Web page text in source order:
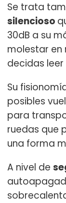
Se trata
silencioso
30dB a su
molestar en
decidas leer
Su
posibles
para
ruedas que
una forma
A nivel de